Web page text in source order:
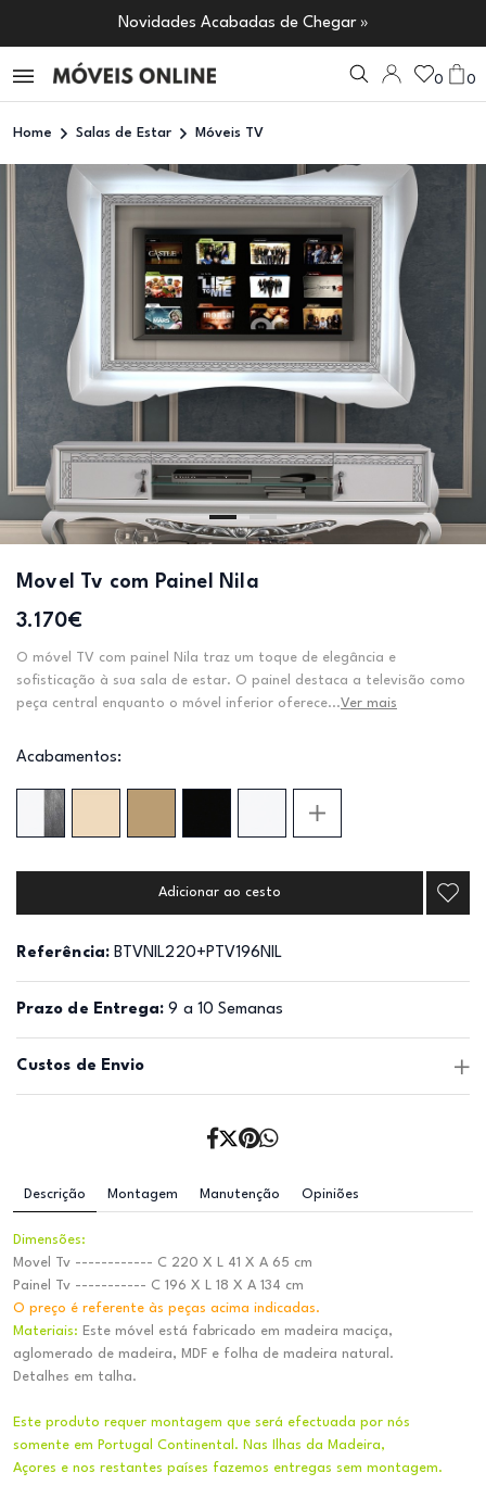
Novidades Acabadas de Chegar »
0 0
Home Salas de Estar Móveis TV
Movel Tv com Painel Nila
3.170€
O móvel TV com painel Nila traz um toque de elegância e
sofisticação à sua sala de estar. O painel destaca a televisão como
peça central enquanto o móvel inferior oferece...Ver mais
Acabamentos:
Adicionar ao cesto
Referência: BTVNIL220+PTV196NIL
Prazo de Entrega: 9 a 10 Semanas
Custos de Envio
Descrição Montagem Manutenção Opiniões
Dimensões:
Movel Tv ------------ C 220 X L 41 X A 65 cm
Painel Tv ----------- C 196 X L 18 X A 134 cm
O preço é referente às peças acima indicadas.
Materiais: Este móvel está fabricado em madeira maciça,
aglomerado de madeira, MDF e folha de madeira natural.
Detalhes em talha.
Este produto requer montagem que será efectuada por nós
somente em Portugal Continental. Nas Ilhas da Madeira,
Açores e nos restantes países fazemos entregas sem montagem.